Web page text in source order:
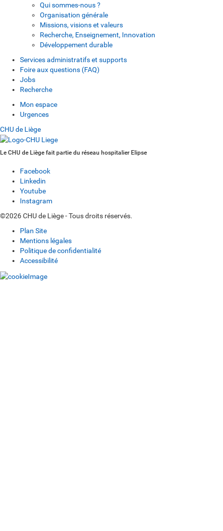
Qui sommes-nous ?
Organisation générale
Missions, visions et valeurs
Recherche, Enseignement, Innovation
Développement durable
Services administratifs et supports
Foire aux questions (FAQ)
Jobs
Recherche
Mon espace
Urgences
CHU de Liège
Le CHU de Liège fait partie du réseau hospitalier Elipse
Facebook
Linkedin
Youtube
Instagram
©2026 CHU de Liège - Tous droits réservés.
Plan Site
Mentions légales
Politique de confidentialité
Accessibilité